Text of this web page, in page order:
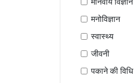
मनोविज्ञान
स्वास्थ्य
जीवनी
पकाने की विधि